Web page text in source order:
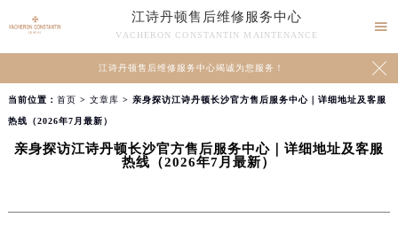
江诗丹顿售后维修服务中心
VACHERON CONSTANTIN MAINTENANCE

江诗丹顿售后维修服务中心竭诚为您服务！ 
当前位置： 首页 > 文章库 > 亲身探访江诗丹顿长沙官方售后服务中心｜详细地址及客服
热线（2026年7月最新）
亲身探访江诗丹顿长沙官方售后服务中心｜详细地址及客服
热线（2026年7月最新）